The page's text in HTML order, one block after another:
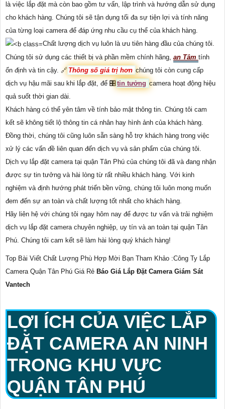
là việc lắp đặt mà còn bao gồm tư vấn, lập trình và hướng dẫn sử dụng
cho khách hàng. Chúng tôi sẽ tận dụng tối đa sự tiện lợi và tính năng
của từng loại camera để đáp ứng nhu cầu cụ thể của khách hàng.
Chất lượng dịch vụ luôn là ưu tiên hàng đầu của chúng tôi.
Chúng tôi sử dụng các thiết bị và phần mềm chính hãng, an Tâm tính
ổn định và tin cậy. 🔗 Thông số giá trị hơn chúng tôi còn cung cấp
dịch vụ hậu mãi sau khi lắp đặt, để 🎛tin tưởng camera hoạt động hiệu
quả suốt thời gian dài.
Khách hàng có thể yên tâm về tính bảo mật thông tin. Chúng tôi cam
kết sẽ không tiết lộ thông tin cá nhân hay hình ảnh của khách hàng.
Đồng thời, chúng tôi cũng luôn sẵn sàng hỗ trợ khách hàng trong việc
xử lý các vấn đề liên quan đến dịch vụ và sản phẩm của chúng tôi.
Dịch vụ lắp đặt camera tại quận Tân Phú của chúng tôi đã và đang nhận
được sự tin tưởng và hài lòng từ rất nhiều khách hàng. Với kinh
nghiệm và định hướng phát triển bền vững, chúng tôi luôn mong muốn
đem đến sự an toàn và chất lượng tốt nhất cho khách hàng.
Hãy liên hệ với chúng tôi ngay hôm nay để được tư vấn và trải nghiệm
dịch vụ lắp đặt camera chuyên nghiệp, uy tín và an toàn tại quận Tân
Phú. Chúng tôi cam kết sẽ làm hài lòng quý khách hàng!
Top Bài Viết Chất Lượng Phù Hợp Mời Bạn Tham Khảo :Công Ty Lắp
Camera Quận Tân Phú Giá Rẻ Báo Giá Lắp Đặt Camera Giám Sát
Vantech
LỢI ÍCH CỦA VIỆC LẮP
ĐẶT CAMERA AN NINH
TRONG KHU VỰC
QUẬN TÂN PHÚ